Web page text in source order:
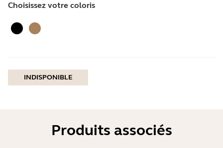
Choisissez votre coloris
Le noirBeige Doré
INDISPONIBLE
Produits associés